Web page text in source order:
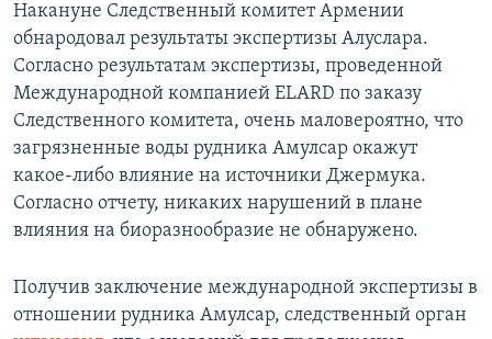
Накануне Следственный комитет Армении
обнародовал результаты экспертизы Алуслара.
Согласно результатам экспертизы, проведенной
Международной компанией ELARD по заказу
Следственного комитета, очень маловероятно, что
загрязненные воды рудника Амулсар окажут
какое-либо влияние на источники Джермука.
Согласно отчету, никаких нарушений в плане
влияния на биоразнообразие не обнаружено.
Получив заключение международной экспертизы в
отношении рудника Амулсар, следственный орган